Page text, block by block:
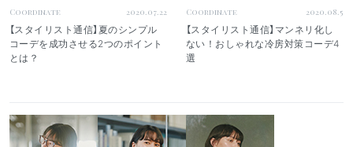
Coordinate 2020.07.22
【スタイリスト通信】夏のシンプル
コーデを成功させる2つのポイント
とは？
Coordinate 2020.08.5
【スタイリスト通信】マンネリ化し
ない！おしゃれな冷房対策コーデ4
選